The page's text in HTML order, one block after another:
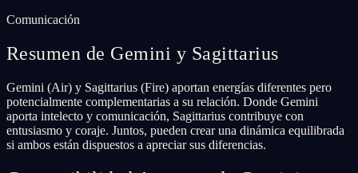
Comunicación
Resumen de Gemini y Sagittarius
Gemini (Air) y Sagittarius (Fire) aportan energías diferentes pero
potencialmente complementarias a su relación. Donde Gemini
aporta intelecto y comunicación, Sagittarius contribuye con
entusiasmo y coraje. Juntos, pueden crear una dinámica equilibrada
si ambos están dispuestos a apreciar sus diferencias.